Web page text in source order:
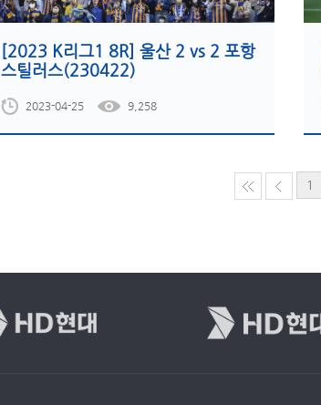
[2023 K리그1 8R] 울산 2 vs 2 포항
스틸러스(230422)
2023-04-25 9,258
1